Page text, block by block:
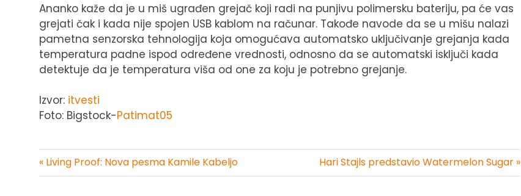
Ananko kaže da je u miš ugrađen grejač koji radi na punjivu polimersku bateriju, pa će vas
grejati čak i kada nije spojen USB kablom na računar. Takođe navode da se u mišu nalazi
pametna senzorska tehnologija koja omogućava automatsko uključivanje grejanja kada
temperatura padne ispod određene vrednosti, odnosno da se automatski isključi kada
detektuje da je temperatura viša od one za koju je potrebno grejanje.
Izvor: itvesti
Foto: Bigstock-Patimat05
Kretanje
« Living Proof: Nova pesma Kamile Kabeljo Hari Stajls predstavio Watermelon Sugar »